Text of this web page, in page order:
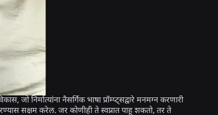
जो निर्मात्यांना नैसर्गिक भाषा प्रॉम्प्ट्सद्वारे मनमग्न करणारी
सक्षम करेल. जर कोणीही ते स्वप्नात पाहू शकतो, तर ते